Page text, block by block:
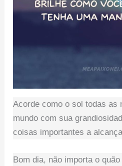
Acorde como o sol todas as
mundo com sua
coisas importantes a
Bom dia, não importa o